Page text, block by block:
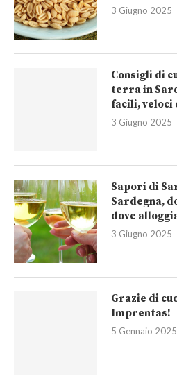
3 Giugno 2025
Consigli di
terra in
facili, veloci
3 Giugno 2025
Sapori di
Sardegna,
dove
3 Giugno 2025
Grazie di
Imprentas!
5 Gennaio 2025